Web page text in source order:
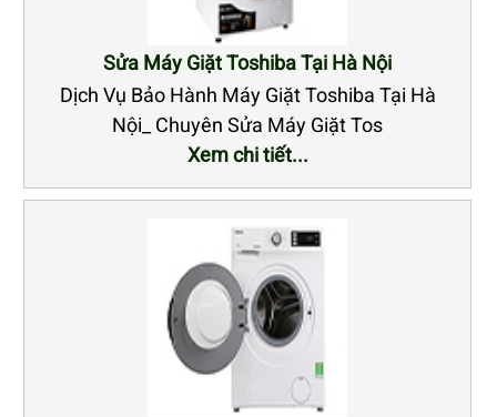
Sửa Máy Giặt Toshiba Tại Hà Nội
Dịch Vụ Bảo Hành Máy Giặt Toshiba Tại Hà
Nội_ Chuyên Sửa Máy Giặt Tos
Xem chi tiết...